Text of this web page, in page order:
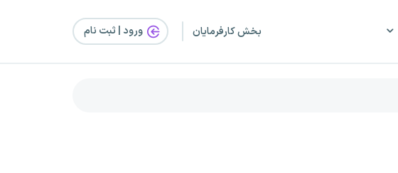
بخش کارفرمایان ورود | ثبت‌ نام